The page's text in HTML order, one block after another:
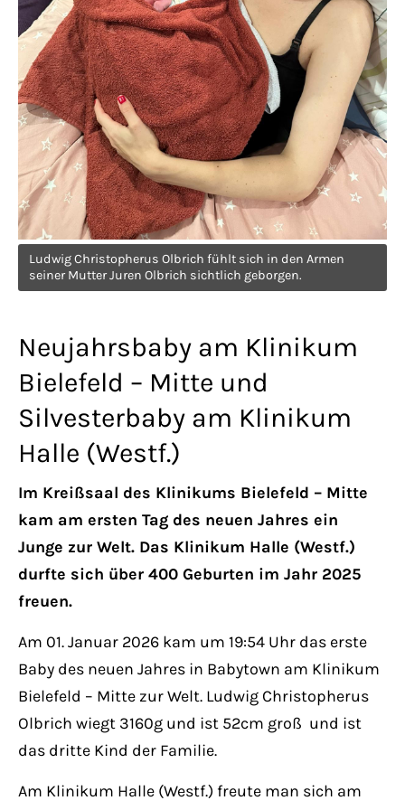
Ludwig Christopherus Olbrich fühlt sich in den Armen
seiner Mutter Juren Olbrich sichtlich geborgen.
Neujahrsbaby am Klinikum
Bielefeld – Mitte und
Silvesterbaby am Klinikum
Halle (Westf.)
Im Kreißsaal des Klinikums Bielefeld – Mitte
kam am ersten Tag des neuen Jahres ein
Junge zur Welt. Das Klinikum Halle (Westf.)
durfte sich über 400 Geburten im Jahr 2025
freuen.
Am 01. Januar 2026 kam um 19:54 Uhr das erste
Baby des neuen Jahres in Babytown am Klinikum
Bielefeld – Mitte zur Welt. Ludwig Christopherus
Olbrich wiegt 3160g und ist 52cm groß und ist
das dritte Kind der Familie.
Am Klinikum Halle (Westf.) freute man sich am